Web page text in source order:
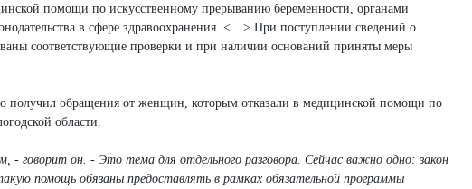
помощи по искусственному прерыванию беременности, органами
в сфере здравоохранения. <…> При поступлении сведений о
соответствующие проверки и при наличии оснований приняты меры
получил обращения от женщин, которым отказали в медицинской помощи по
области.
- говорит он. - Это тема для отдельного разговора. Сейчас важно одно: закон
помощь обязаны предоставлять в рамках обязательной программы